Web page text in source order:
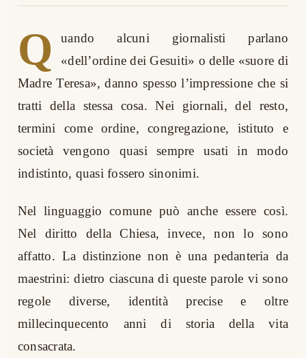
Q
uando alcuni giornalisti parlano
«dell’ordine dei Gesuiti» o delle «suore di
Madre Teresa», danno spesso l’impressione che si
tratti della stessa cosa. Nei giornali, del resto,
termini come ordine, congregazione, istituto e
società vengono quasi sempre usati in modo
indistinto, quasi fossero sinonimi.
Nel linguaggio comune può anche essere così.
Nel diritto della Chiesa, invece, non lo sono
affatto. La distinzione non è una pedanteria da
maestrini: dietro ciascuna di queste parole vi sono
regole diverse, identità precise e oltre
millecinquecento anni di storia della vita
consacrata.